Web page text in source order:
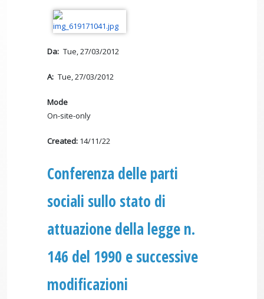
Da Tue, 27/03/2012
A Tue, 27/03/2012
Mode
On-site-only
Created: 14/11/22
Conferenza delle parti
sociali sullo stato di
attuazione della legge n.
146 del 1990 e successive
modificazioni